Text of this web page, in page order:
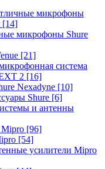
микрофоны
[14]
микрофоны Shure
[21]
система
2 [16]
Nexadyne [10]
Shure [6]
и антенны
Mipro [96]
[54]
усилители Mipro